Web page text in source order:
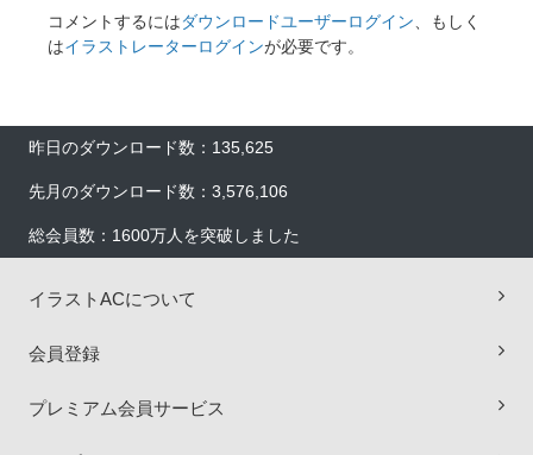
コメントするにはダウンロードユーザーログイン 、もしく
はイラストレーターログインが必要です。
昨日のダウンロード数：135,625
先月のダウンロード数：3,576,106
総会員数：1600万人を突破しました
イラストACについて
会員登録
プレミアム会員サービス